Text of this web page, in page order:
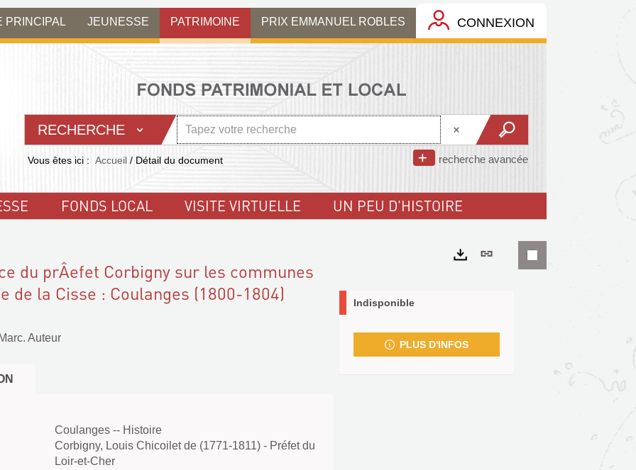
PRINCIPAL JEUNESSE PATRIMOINE PRIX EMMANUEL ROBLES CONNEXION
RECHERCHE
recherche avancée
Vous êtes ici : Accueil / Détail du document
FONDS LOCAL VISITE VIRTUELLE UN PEU D'HISTOIRE
du prÂefet Corbigny sur les communes
de la Cisse : Coulanges (1800-1804)
Auteur
Coulanges -- Histoire
Corbigny, Louis Chicoilet de (1771-1811) - Préfet du
Loir-et-Cher
Lien
Indisponible
PLUS D'INFOS